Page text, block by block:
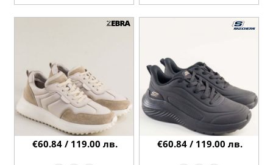
€60.84 / 119.00 лв. €60.84 / 119.00 лв.